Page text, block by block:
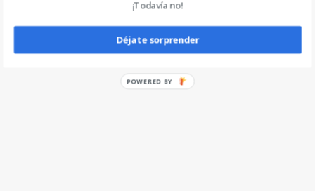
Deja un comentario
¡Todavía no!
Déjate sorprender
POWERED BY